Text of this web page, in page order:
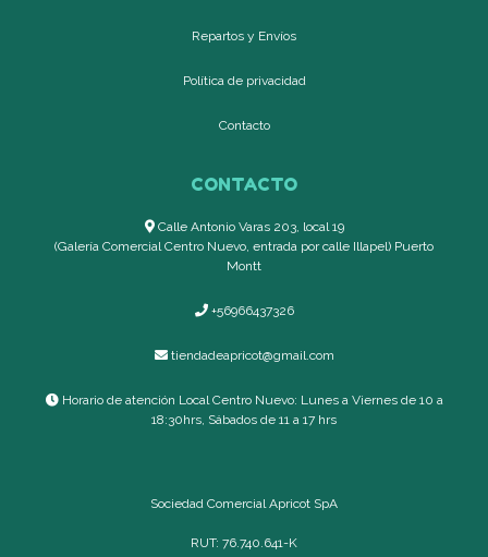
Repartos y Envíos
Política de privacidad
Contacto
CONTACTO
Calle Antonio Varas 203, local 19
(Galería Comercial Centro Nuevo, entrada por calle Illapel) Puerto
Montt
+56966437326
tiendadeapricot@gmail.com
Horario de atención Local Centro Nuevo: Lunes a Viernes de 10 a
18:30hrs, Sábados de 11 a 17 hrs
Sociedad Comercial Apricot SpA
RUT: 76.740.641-K